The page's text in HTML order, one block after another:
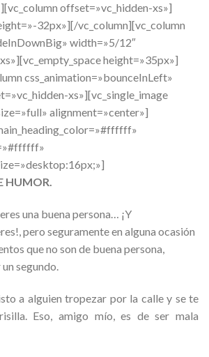
offset=»vc_hidden-xs»]
32px»][/vc_column][vc_column
width=»5/12″
height=»35px»]
css_animation=»bounceInLeft»
xs»][vc_single_image
alignment=»center»]
HUMOR.
una buena persona… ¡Y
pero seguramente en alguna ocasión
que no son de buena persona,
segundo.
a alguien tropezar por la calle y se te
Eso, amigo mío, es de ser mala